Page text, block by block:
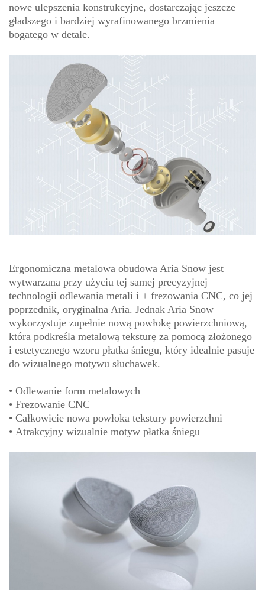
nowe ulepszenia konstrukcyjne, dostarczając jeszcze
gładszego i bardziej wyrafinowanego brzmienia
bogatego w detale.
Ergonomiczna metalowa obudowa Aria Snow jest
wytwarzana przy użyciu tej samej precyzyjnej
technologii odlewania metali i + frezowania CNC, co jej
poprzednik, oryginalna Aria. Jednak Aria Snow
wykorzystuje zupełnie nową powłokę powierzchniową,
która podkreśla metalową teksturę za pomocą złożonego
i estetycznego wzoru płatka śniegu, który idealnie pasuje
do wizualnego motywu słuchawek.
• Odlewanie form metalowych
• Frezowanie CNC
• Całkowicie nowa powłoka tekstury powierzchni
• Atrakcyjny wizualnie motyw płatka śniegu